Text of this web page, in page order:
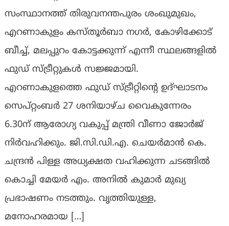
സംസ്ഥാനത്ത് തിരുവനന്തപുരം ശംഖുമുഖം,
എറണാകുളം കസ്തൂര്‍ബാ നഗര്‍, കോഴിക്കോട്
ബീച്ച്, മലപ്പുറം കോട്ടക്കുന്ന് എന്നീ സ്ഥലങ്ങളില്‍
ഫുഡ് സ്ട്രീറ്റുകള്‍ സജ്ജമായി.
എറണാകുളത്തെ ഫുഡ് സ്ട്രീറ്റിന്റെ ഉദ്ഘാടനം
സെപ്റ്റംബര്‍ 27 ശനിയാഴ്ച വൈകുന്നേരം
6.30ന് ആരോഗ്യ വകുപ്പ് മന്ത്രി വീണാ ജോര്‍ജ്
നിര്‍വഹിക്കും. ജി.സി.ഡി.എ. ചെയര്‍മാന്‍ കെ.
ചന്ദ്രന്‍ പിള്ള അധ്യക്ഷത വഹിക്കുന്ന ചടങ്ങില്‍
കൊച്ചി മേയര്‍ എം. അനില്‍ കുമാര്‍ മുഖ്യ
പ്രഭാഷണം നടത്തും. വൃത്തിയുള്ള,
മനോഹരമായ […]